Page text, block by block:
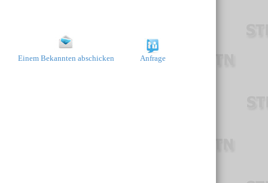
Einem Bekannten abschicken Anfrage